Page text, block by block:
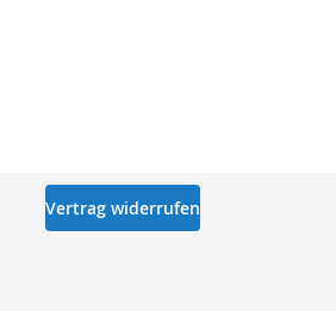
Vertrag widerrufen